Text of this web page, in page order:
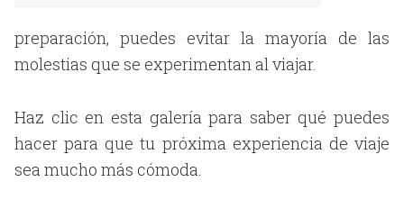
preparación, puedes evitar la mayoría de las
molestias que se experimentan al viajar.
Haz clic en esta galería para saber qué puedes
hacer para que tu próxima experiencia de viaje
sea mucho más cómoda.